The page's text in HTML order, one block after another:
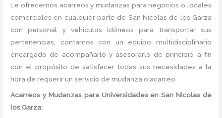
Le ofrecemos acarreos y mudanzas para negocios o locales
comerciales en cualquier parte de San Nicolas de los Garza
con personal y vehículos idóneos para transportar sus
pertenencias, contamos con un equipo multidisciplinario
encargado de acompañarlo y asesorarlo de principio a fin
con el propósito de satisfacer todas sus necesidades a la
hora de requerir un servicio de mudanza o acarreo.
Acarreos y Mudanzas para Universidades en San Nicolas de
los Garza: